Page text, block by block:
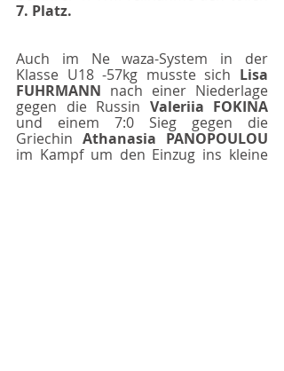
7. Platz.
Auch im Ne waza-System in der
Klasse U18 -57kg musste sich Lisa
FUHRMANN nach einer Niederlage
gegen die Russin
und einem 7:0 Sieg gegen die
Griechin
im Kampf um den Einzug ins kleine